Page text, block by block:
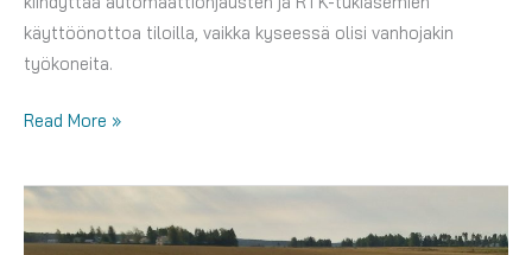
käyttöönottoa tiloilla, vaikka kyseessä olisi vanhojakin
työkoneita.
Tutkitaan:
avoimen
lähdekoodin
AGopenGPS-
Read More »